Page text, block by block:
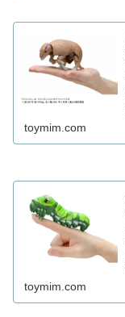
toymim.com
toymim.com